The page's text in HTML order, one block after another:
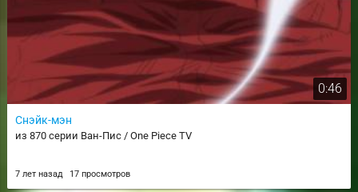
0:46
Снэйк-мэн
из 870 серии Ван-Пис / One Piece TV
7 лет назад 17 просмотров